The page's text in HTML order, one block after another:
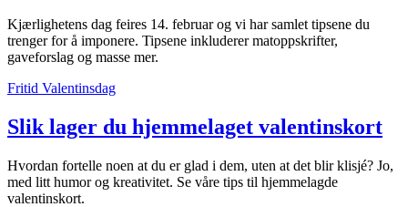
Mat og drikke
Helse
Tilbud
Inspirasjon
Kjærlighetens dag feires 14. februar og vi har samlet tipsene du
trenger for å imponere. Tipsene inkluderer matoppskrifter,
gaveforslag og masse mer.
Fritid Valentinsdag
Slik lager du hjemmelaget valentinskort
Hvordan fortelle noen at du er glad i dem, uten at det blir klisjé? Jo,
med litt humor og kreativitet. Se våre tips til hjemmelagde
valentinskort.